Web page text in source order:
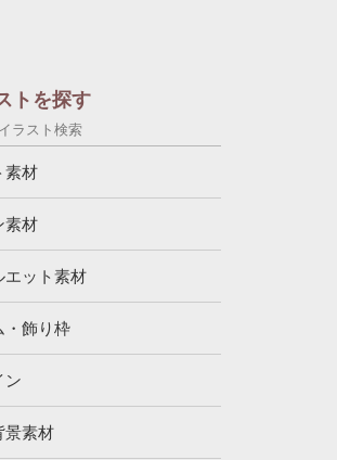
トを探す
ラスト検索
素材
素材
エット素材
・飾り枠
ン
景素材